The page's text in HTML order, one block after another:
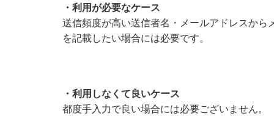
・利用が必要なケース
送信頻度が高い送信者名・メールアドレスか
を記載したい場合には必要です。
・利用しなくて良いケース
都度手入力で良い場合には必要ございません。